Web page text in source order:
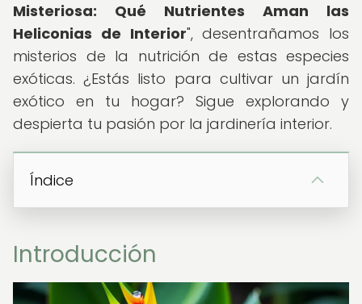
Misteriosa: Qué Nutrientes Aman las
Heliconias de Interior", desentrañamos los
misterios de la nutrición de estas especies
exóticas. ¿Estás listo para cultivar un jardín
exótico en tu hogar? Sigue explorando y
despierta tu pasión por la jardinería interior.
Índice
Introducción